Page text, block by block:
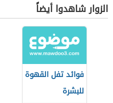
الزوار شاهدوا أيضاً
فوائد تفل القهوة
للبشرة